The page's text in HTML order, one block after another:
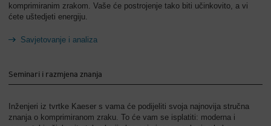
komprimiranim zrakom. Vaše će postrojenje tako biti učinkovito, a vi
ćete uštedjeti energiju.
Savjetovanje i analiza
Seminari i razmjena znanja
Inženjeri iz tvrtke Kaeser s vama će podijeliti svoja najnovija stručna
znanja o komprimiranom zraku. To će vam se isplatiti: moderna i